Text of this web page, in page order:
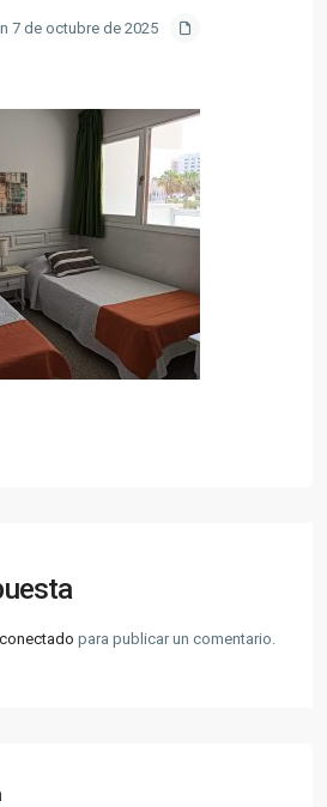
7 de octubre de 2025
conectado para publicar un comentario.